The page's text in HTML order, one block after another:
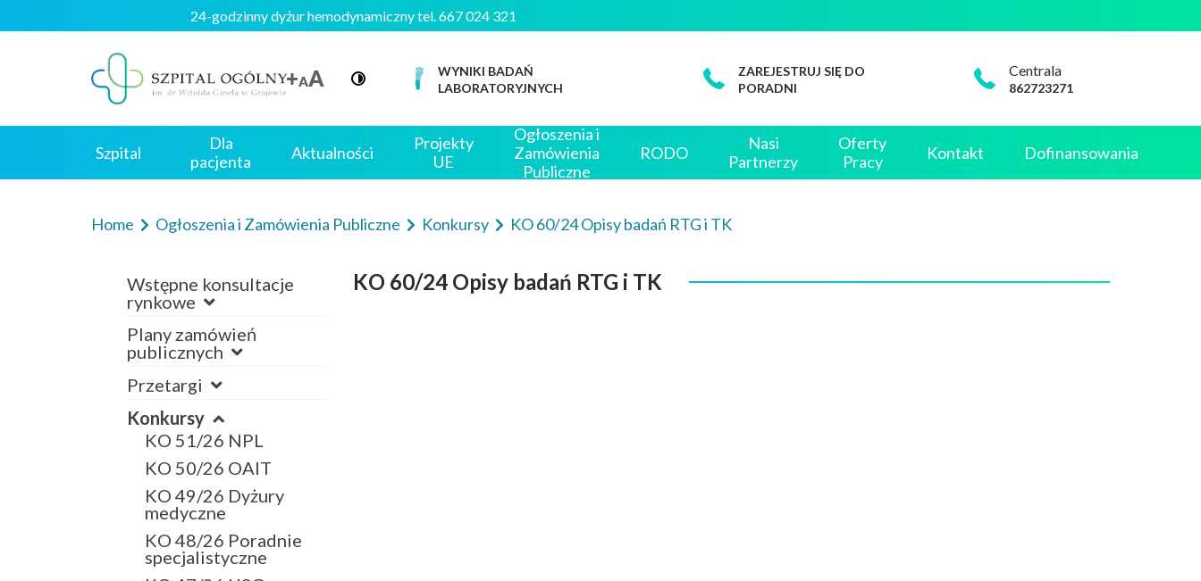
24-godzinny dyżur hemodynamiczny tel. 667 024 321
WYNIKI BADAŃ
LABORATORYJNYCH
ZAREJESTRUJ SIĘ DO
PORADNI
Centrala
862723271
Szpital
Dla
pacjenta
Aktualności
Projekty
UE
Ogłoszenia i
Zamówienia
Publiczne
RODO
Nasi
Partnerzy
Oferty
Pracy
Kontakt Dofinansowania
Home Ogłoszenia i Zamówienia Publiczne Konkursy KO 60/24 Opisy badań RTG i TK
Wstępne konsultacje
rynkowe
Plany zamówień
publicznych
Przetargi
Konkursy
KO 51/26 NPL
KO 50/26 OAIT
KO 49/26 Dyżury
medyczne
KO 48/26 Poradnie
specjalistyczne
KO 60/24 Opisy badań RTG i TK